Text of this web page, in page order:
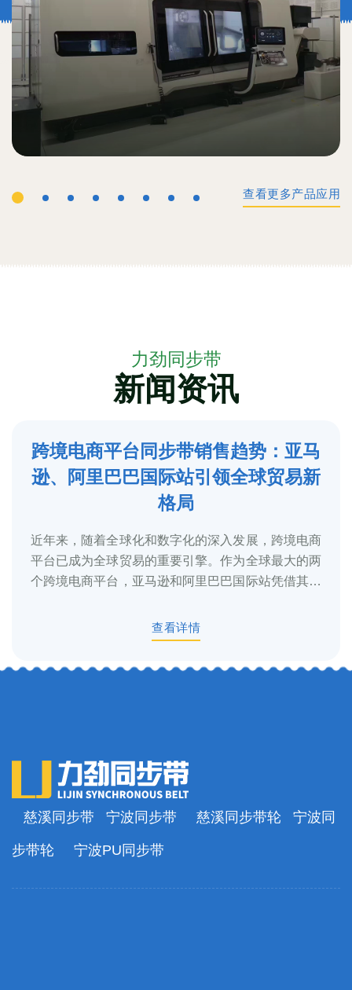
查看更多产品应用
力劲同步带
新闻资讯
5
2025-3
跨境电商平台同步带销售趋势：亚马
逊、阿里巴巴国际站引领全球贸易新
格局
近年来，随着全球化和数字化的深入发展，跨境电商
平台已成为全球贸易的重要引擎。作为全球最大的两
个跨境电商平台，亚马逊和阿里巴巴国际站凭借其庞
查看详情
慈溪同步带 宁波同步带 慈溪同步带轮 宁波同
步带轮 宁波PU同步带